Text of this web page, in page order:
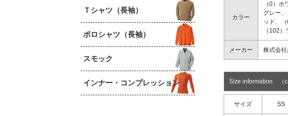
Ｔシャツ（長袖）
ポロシャツ（長袖）
スモック
インナー・コンプレッション
カラー
（0）
グレー
ッド、
（102
メーカー 株式会
Size information （
サイズ SS